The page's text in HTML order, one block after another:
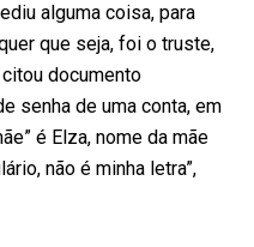
alguma coisa, para
que seja, foi o truste,
documento
senha de uma conta, em
é Elza, nome da mãe
não é minha letra”,